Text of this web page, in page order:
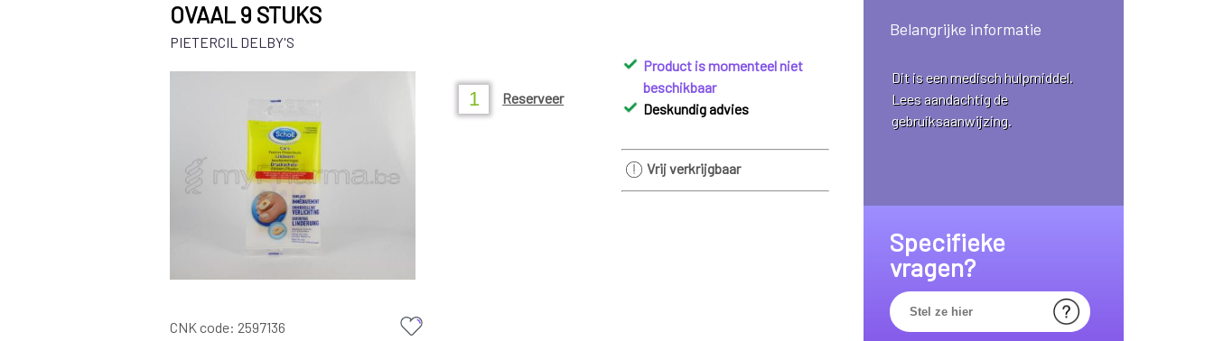
OVAAL 9 STUKS
PIETERCIL DELBY'S
Reserveer
CNK code: 2597136
Product is momenteel niet
beschikbaar
Deskundig advies
Vrij verkrijgbaar
Belangrijke informatie
Dit is een medisch hulpmiddel.
Lees aandachtig de
gebruiksaanwijzing.
Specifieke
vragen?